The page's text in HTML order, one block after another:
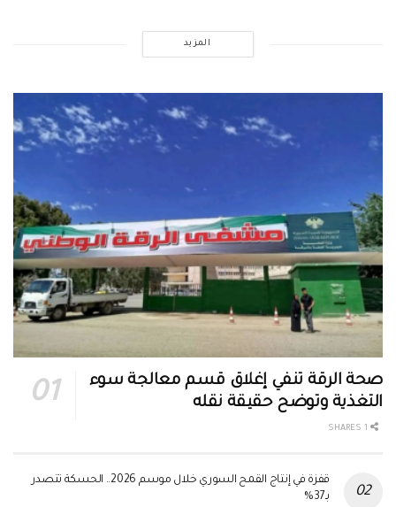
المزيد
صحة الرقة تنفي إغلاق قسم معالجة سوء
التغذية وتوضح حقيقة نقله
قفزة في إنتاج القمح السوري خلال موسم 2026.. الحسكة تتصدر
بـ37%